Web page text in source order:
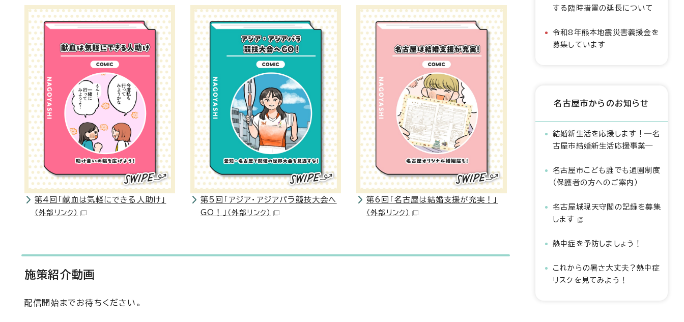
第4回「献血は気軽にできる人助け」
（外部リンク）
第5回「アジア・アジアパラ競技大会へ
GO！」 （外部リンク）
第6回「名古屋は結婚支援が充実！」
（外部リンク）
施策紹介動画
配信開始までお待ちください。
する臨時措置の延長について
令和8年熊本地震災害義援金を
募集しています
名古屋市からのお知らせ
結婚新生活を応援します！―名
古屋市結婚新生活応援事業―
名古屋市こども誰でも通園制度
（保護者の方へのご案内）
名古屋城現天守閣の記録を募集
します
熱中症を予防しましょう！
これからの暑さ大丈夫？熱中症
リスクを見てみよう！